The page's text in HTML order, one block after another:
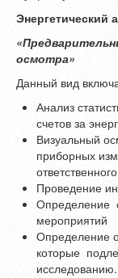
Энергетический
осмотра»
Данный вид
Анализ
счетов за
Визуальный
приборных
Проведение
Определение
мероприятий
Определение
которые
исследованию.